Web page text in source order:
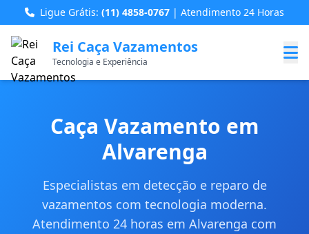
Ligue Grátis: (11) 4858-0767 | Atendimento 24 Horas
Rei Caça Vazamentos
Tecnologia e Experiência
Caça Vazamento em
Alvarenga
Especialistas em detecção e reparo de
vazamentos com tecnologia moderna.
Atendimento 24 horas em Alvarenga com